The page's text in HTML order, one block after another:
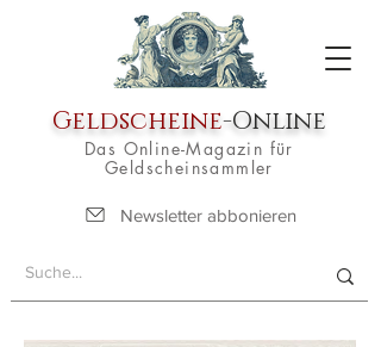
Geldscheine-Online
Das Online-Magazin für
Geldscheinsammler
Newsletter abbonieren